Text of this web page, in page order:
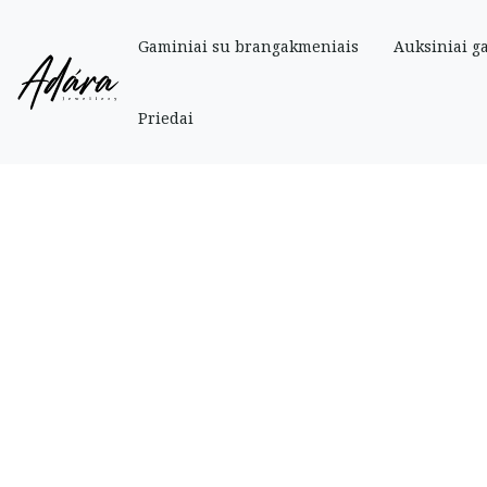
Gaminiai su brangakmeniais Auksiniai
Priedai
Pradinis Parduotuve » Auksiniai